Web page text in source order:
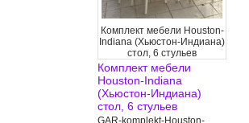
Комплект мебели Houston-
Indiana (Хьюстон-Индиана)
стол, 6 стульев
Комплект мебели
Houston-Indiana
(Хьюстон-Индиана)
стол, 6 стульев
GAR-komplekt-Houston-